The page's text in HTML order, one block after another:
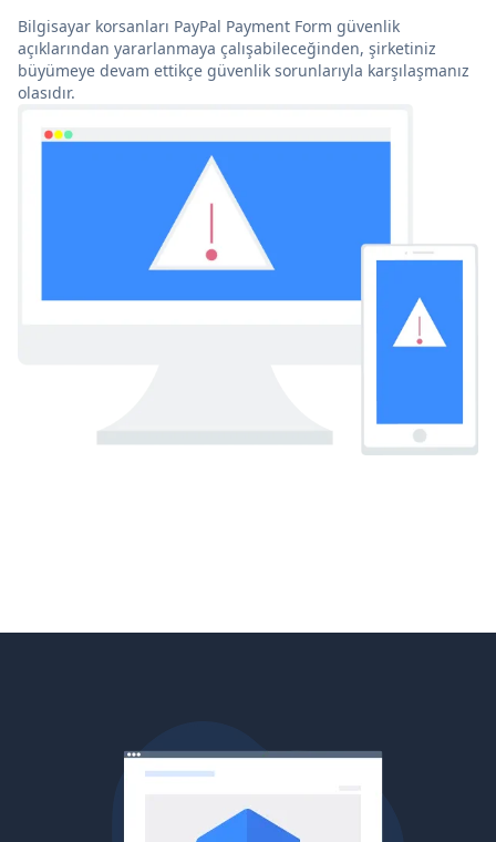
Bilgisayar korsanları PayPal Payment Form güvenlik
açıklarından yararlanmaya çalışabileceğinden, şirketiniz
büyümeye devam ettikçe güvenlik sorunlarıyla karşılaşmanız
olasıdır.